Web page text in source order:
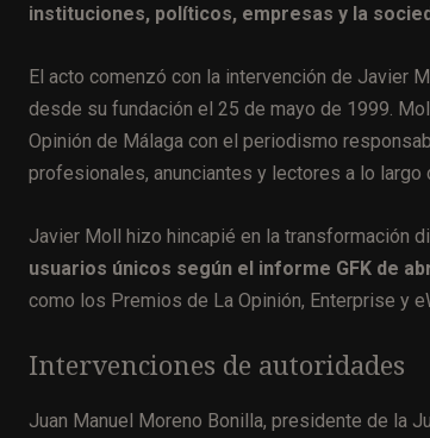
instituciones, políticos, empresas y la
El acto comenzó con la intervención de Javier
desde su fundación el 25 de mayo de 1999.
Opinión de Málaga con el periodismo
profesionales, anunciantes y lectores a lo largo
Javier Moll hizo hincapié en la transformación
usuarios únicos según el informe GFK de
como los Premios de La Opinión, Enterprise y
Intervenciones de autoridades
Juan Manuel Moreno Bonilla, presidente de la